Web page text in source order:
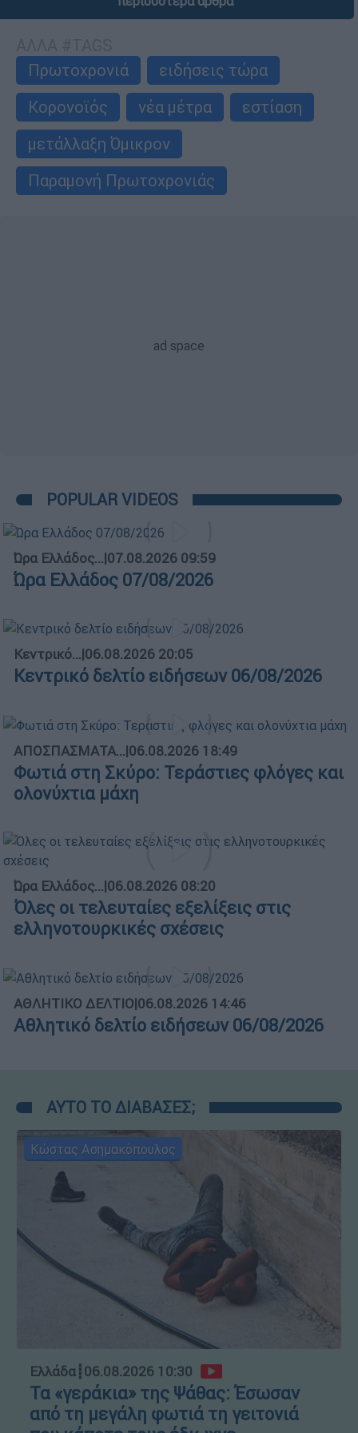
Πρωτοχρονιά
ειδήσεις τώρα
Κορονοϊός
νέα μέτρα
εστίαση
μετάλλαξη Όμικρον
Παραμονή Πρωτοχρονιάς
POPULAR VIDEOS
Ώρα Ελλάδος...|07.08.2026 09:59
Ώρα Ελλάδος 07/08/2026
Κεντρικό...|06.08.2026 20:05
Κεντρικό δελτίο ειδήσεων 06/08/2026
ΑΠΟΣΠΑΣΜΑΤΑ...|06.08.2026 18:49
Φωτιά στη Σκύρο: Τεράστιες φλόγες και
ολονύχτια μάχη
Ώρα Ελλάδος...|06.08.2026 08:20
Όλες οι τελευταίες εξελίξεις στις
ελληνοτουρκικές σχέσεις
ΑΘΛΗΤΙΚΟ ΔΕΛΤΙΟ|06.08.2026 14:46
Αθλητικό δελτίο ειδήσεων 06/08/2026
ΑΥΤΟ ΤΟ ΔΙΑΒΑΣΕΣ;
Κώστας Ασημακόπουλος
Ελλάδα┋06.08.2026 10:30
Τα «γεράκια» της Ψάθας: Έσωσαν
από τη μεγάλη φωτιά τη γειτονιά